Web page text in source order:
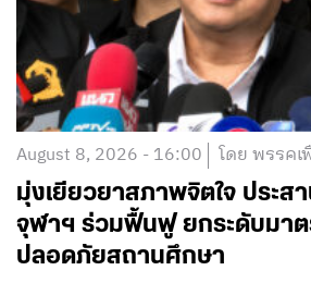
August 8, 2026 - 16:00 โดย พรรคเ
มุ่งเยียวยาสภาพจิตใจ ประส
จุฬาฯ ร่วมฟื้นฟู ยกระดับมาต
ปลอดภัยสถานศึกษา